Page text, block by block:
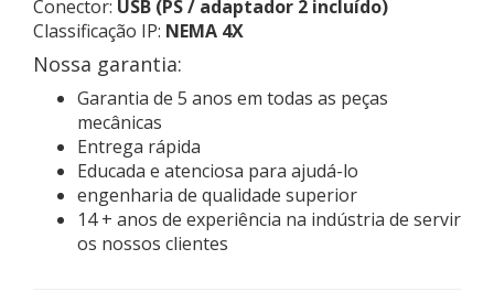
Conector: USB (PS / adaptador 2 incluído)
Classificação IP: NEMA 4X
Nossa garantia:
Garantia de 5 anos em todas as peças
mecânicas
Entrega rápida
Educada e atenciosa para ajudá-lo
engenharia de qualidade superior
14 + anos de experiência na indústria de servir
os nossos clientes